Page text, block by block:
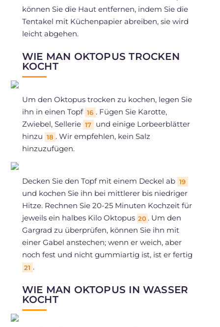
können Sie die Haut entfernen, indem Sie die
Tentakel mit Küchenpapier abreiben, sie wird
leicht abgehen.
WIE MAN OKTOPUS TROCKEN
KOCHT
Um den Oktopus trocken zu kochen, legen Sie
ihn in einen Topf 16 . Fügen Sie Karotte,
Zwiebel, Sellerie 17
und einige Lorbeerblätter
hinzu 18 . Wir empfehlen, kein Salz
hinzuzufügen.
Decken Sie den Topf mit einem Deckel ab 19
und kochen Sie ihn bei mittlerer bis niedriger
Hitze. Rechnen Sie 20-25 Minuten Kochzeit für
jeweils ein halbes Kilo Oktopus 20 . Um den
Gargrad zu überprüfen, können Sie ihn mit
einer Gabel anstechen; wenn er weich, aber
noch fest und nicht gummiartig ist, ist er fertig
21 .
WIE MAN OKTOPUS IN WASSER
KOCHT